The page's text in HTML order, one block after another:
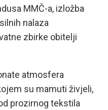
MMČ-a, izložba
nalaza
zbirke obitelji
atmosfera
su mamuti živjeli,
prozirnog tekstila